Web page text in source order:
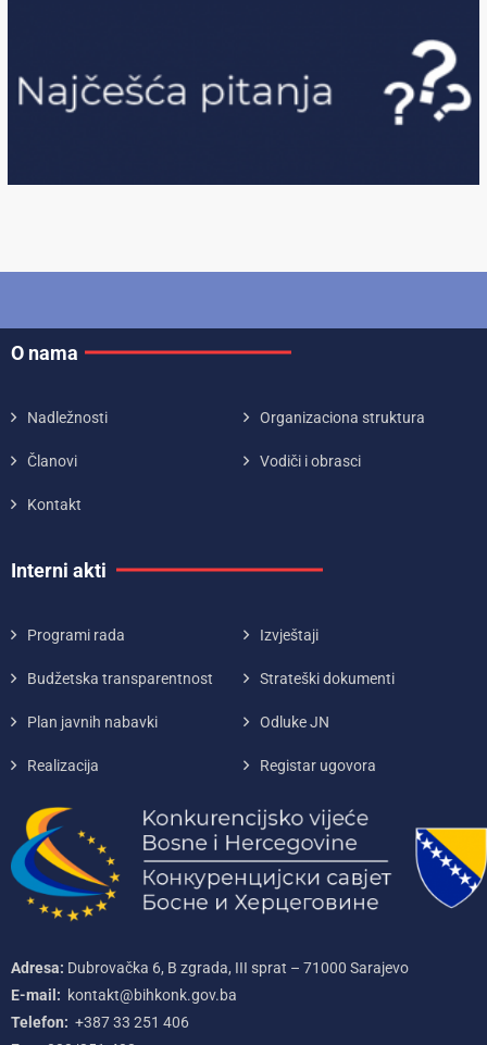
O nama
Nadležnosti Organizaciona struktura
Članovi Vodiči i obrasci
Kontakt
Interni akti
Programi rada Izvještaji
Budžetska transparentnost Strateški dokumenti
Plan javnih nabavki Odluke JN
Realizacija Registar ugovora
Adresa: Dubrovačka 6, B zgrada, III sprat – 71000‌ Sarajevo
E-mail: kontakt@bihkonk.gov.ba
Telefon: +387‌ 33‌ 251‌ 406